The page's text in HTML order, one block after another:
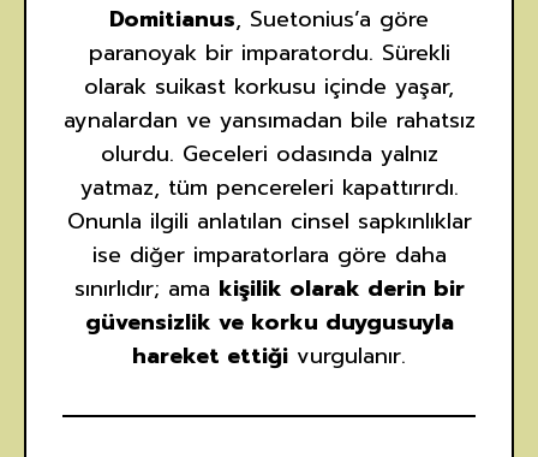
Domitianus, Suetonius’a göre
paranoyak bir imparatordu. Sürekli
olarak suikast korkusu içinde yaşar,
aynalardan ve yansımadan bile rahatsız
olurdu. Geceleri odasında yalnız
yatmaz, tüm pencereleri kapattırırdı.
Onunla ilgili anlatılan cinsel sapkınlıklar
ise diğer imparatorlara göre daha
sınırlıdır; ama kişilik olarak derin bir
güvensizlik ve korku duygusuyla
hareket ettiği vurgulanır.